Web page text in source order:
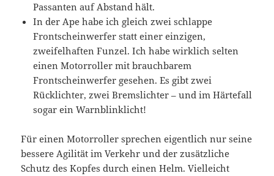
Passanten auf Abstand hält.
In der Ape habe ich gleich zwei schlappe
Frontscheinwerfer statt einer einzigen,
zweifelhaften Funzel. Ich habe wirklich selten
einen Motorroller mit brauchbarem
Frontscheinwerfer gesehen. Es gibt zwei
Rücklichter, zwei Bremslichter – und im Härtefall
sogar ein Warnblinklicht!
Für einen Motorroller sprechen eigentlich nur seine
bessere Agilität im Verkehr und der zusätzliche
Schutz des Kopfes durch einen Helm. Vielleicht